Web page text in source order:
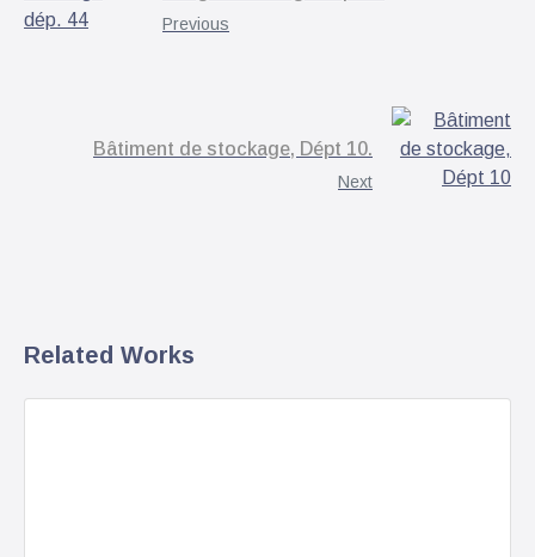
Previous
Bâtiment de stockage, Dépt 10.
Next
Related Works